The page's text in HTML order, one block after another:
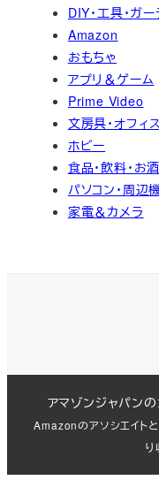
DIY・工具・ガ
Amazon
おもちゃ
アプリ＆ゲーム
Prime Video
文房具・オフィ
ホビー
食品・飲料・お酒
パソコン・周辺
家電＆カメラ
アマゾンジャパン
Amazonのアソシエイト
り